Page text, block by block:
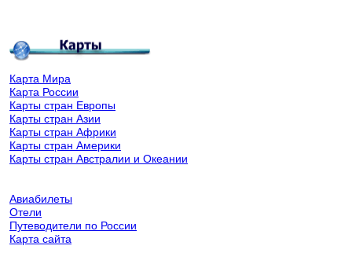
Карта Мира
Карта России
Карты стран Европы
Карты стран Азии
Карты стран Африки
Карты стран Америки
Карты стран Австралии и Океании
Авиабилеты
Отели
Путеводители по России
Карта сайта